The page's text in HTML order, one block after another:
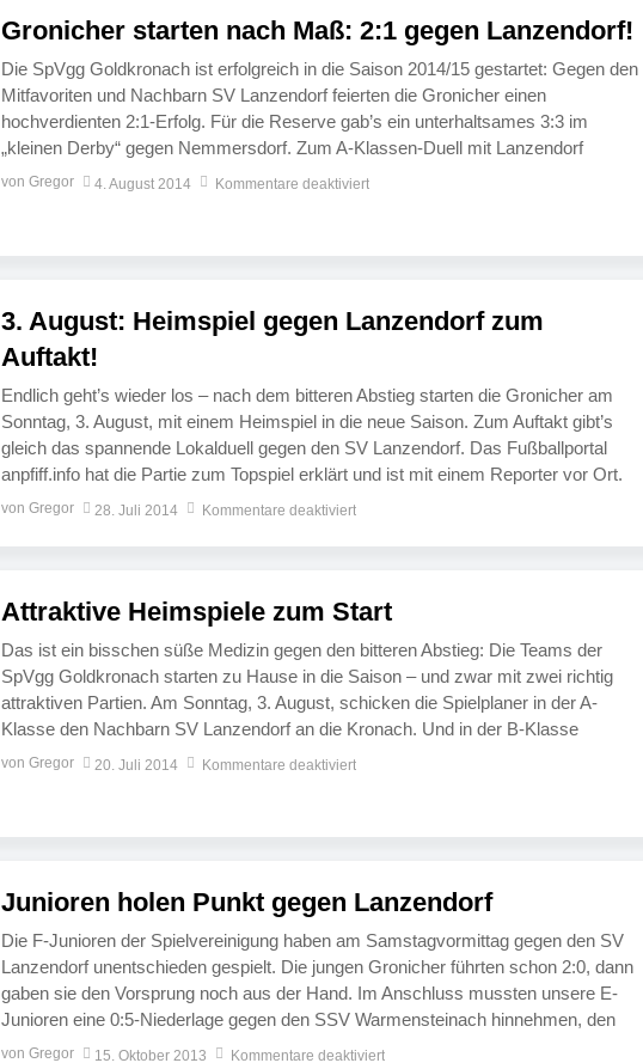
Gronicher starten nach Maß: 2:1 gegen Lanzendorf!
Die SpVgg Goldkronach ist erfolgreich in die Saison 2014/15 gestartet: Gegen den
Mitfavoriten und Nachbarn SV Lanzendorf feierten die Gronicher einen
hochverdienten 2:1-Erfolg. Für die Reserve gab’s ein unterhaltsames 3:3 im
„kleinen Derby“ gegen Nemmersdorf. Zum A-Klassen-Duell mit Lanzendorf
nachfolgend der Spielbericht des Fußballportals anpfiff. Unter der Überschrift
von Gregor 4. August 2014 Kommentare deaktiviert
3. August: Heimspiel gegen Lanzendorf zum
Auftakt!
Endlich geht’s wieder los – nach dem bitteren Abstieg starten die Gronicher am
Sonntag, 3. August, mit einem Heimspiel in die neue Saison. Zum Auftakt gibt’s
gleich das spannende Lokalduell gegen den SV Lanzendorf. Das Fußballportal
anpfiff.info hat die Partie zum Topspiel erklärt und ist mit einem Reporter vor Ort.
Angepfiffen werden Spiel und Saison […]
von Gregor 28. Juli 2014 Kommentare deaktiviert
Attraktive Heimspiele zum Start
Das ist ein bisschen süße Medizin gegen den bitteren Abstieg: Die Teams der
SpVgg Goldkronach starten zu Hause in die Saison – und zwar mit zwei richtig
attraktiven Partien. Am Sonntag, 3. August, schicken die Spielplaner in der A-
Klasse den Nachbarn SV Lanzendorf an die Kronach. Und in der B-Klasse
gastiert der ASV Nemmersdorf II. […]
von Gregor 20. Juli 2014 Kommentare deaktiviert
Junioren holen Punkt gegen Lanzendorf
Die F-Junioren der Spielvereinigung haben am Samstagvormittag gegen den SV
Lanzendorf unentschieden gespielt. Die jungen Gronicher führten schon 2:0, dann
gaben sie den Vorsprung noch aus der Hand. Im Anschluss mussten unsere E-
Junioren eine 0:5-Niederlage gegen den SSV Warmensteinach hinnehmen, den
sie noch im Hinspiel verdient bezwungen hatten. Es war zunächst ein perfekter
von Gregor 15. Oktober 2013 Kommentare deaktiviert